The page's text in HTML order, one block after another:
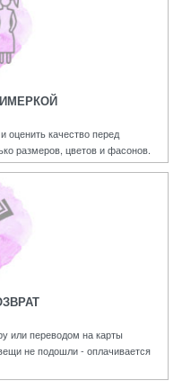
качество перед
размеров, цветов и фасонов.
или переводом на карты
не подошли - оплачивается